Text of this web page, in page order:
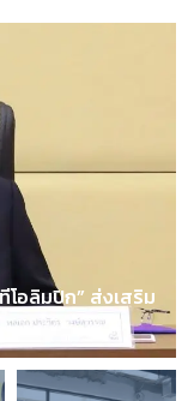
อลิมปิก” ส่งเสริม